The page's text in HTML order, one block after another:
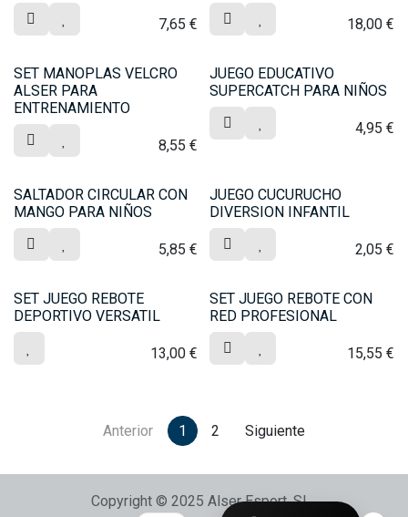
7,65 € 18,00€
SET MANOPLAS VELCRO
ALSER PARA
ENTRENAMIENTO
8,55 €
JUEGO EDUCATIVO
SUPERCATCH PARA NIÑOS
4,95 €
SALTADOR CIRCULAR CON
MANGO PARA NIÑOS
5,85 €
JUEGO CUCURUCHO
DIVERSION INFANTIL
2,05 €
SET JUEGO REBOTE
DEPORTIVO VERSATIL
13,00 €
SET JUEGO REBOTE CON
RED PROFESIONAL
15,55 €
Anterior 1 2 Siguiente
Copyright © 2025 Alser Esport, SL